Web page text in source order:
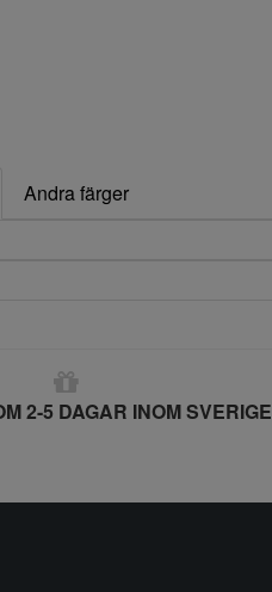
Andra färger
2-5 DAGAR INOM SVERIGE